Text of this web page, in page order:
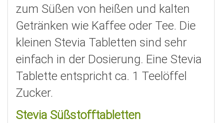
zum Süßen von heißen und kalten
Getränken wie Kaffee oder Tee. Die
kleinen Stevia Tabletten sind sehr
einfach in der Dosierung. Eine Stevia
Tablette entspricht ca. 1 Teelöffel
Zucker.
Stevia Süßstofftabletten